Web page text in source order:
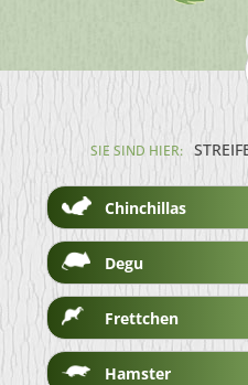
SIE SIND HIER:
Chinchillas
Degu
Frettchen
Hamster